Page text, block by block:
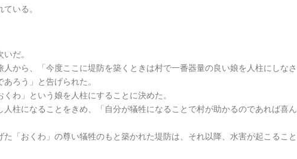
いる。
だ。
から、「今度ここに堤防を築くときは村で一番器量の良い娘を人柱にしなさ
ろう」と告げられた。
わ」という娘を人柱にすることに決めた。
人柱になることをきめ、「自分が犠牲になることで村が助かるのであれば喜ん
「おくわ」の尊い犠牲のもと築かれた堤防は、それ以降、水害が起こること